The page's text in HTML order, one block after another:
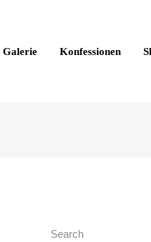
Galerie Konfessionen
Search